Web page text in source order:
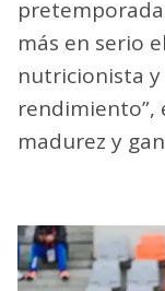
más en serio
nutricionista y
rendimiento”,
madurez y